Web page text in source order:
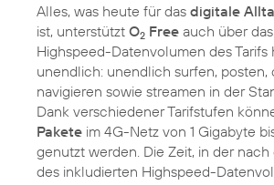
Alles, was heute für das digitale
ist, unterstützt O2 Free auch über
Highspeed-Datenvolumen des Tarifs
unendlich: unendlich surfen, posten,
navigieren sowie streamen in der
Dank verschiedener Tarifstufen
Pakete im 4G-Netz von 1 Gigabyte
genutzt werden. Die Zeit, in der
des inkludierten Highspeed-